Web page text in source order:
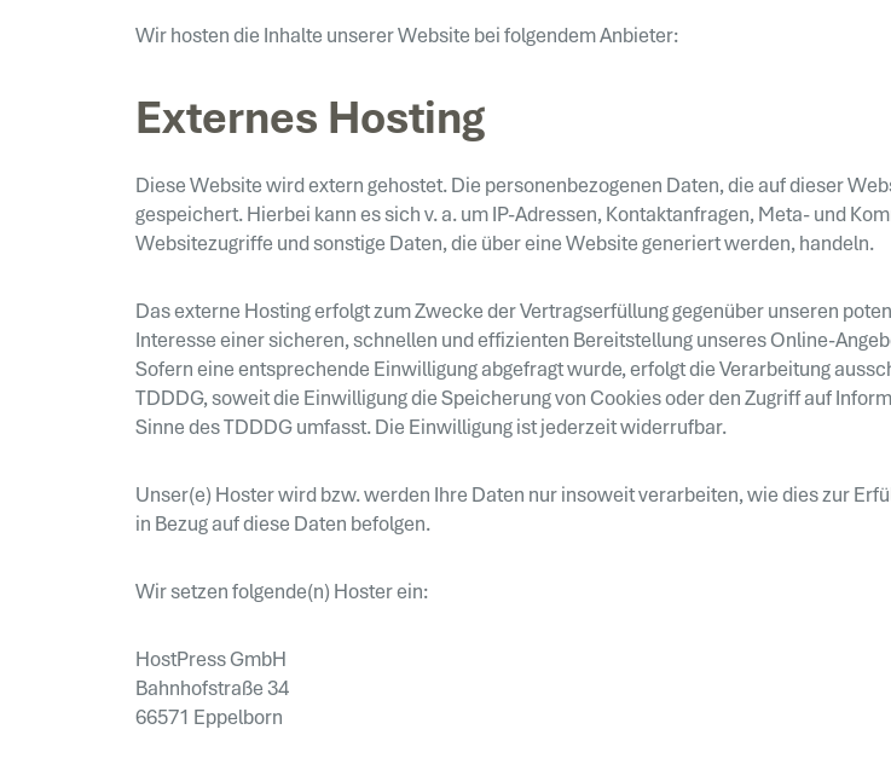
Wir hosten die Inhalte unserer Website bei folgendem Anbieter:
Externes Hosting
Diese Website wird extern gehostet. Die personenbezogenen Daten, die auf dieser
gespeichert. Hierbei kann es sich v. a. um IP-Adressen, Kontaktanfragen, Meta- und
Websitezugriffe und sonstige Daten, die über eine Website generiert werden, handeln.
Das externe Hosting erfolgt zum Zwecke der Vertragserfüllung gegenüber unseren
Interesse einer sicheren, schnellen und effizienten Bereitstellung unseres Online-
Sofern eine entsprechende Einwilligung abgefragt wurde, erfolgt die Verarbeitung
TDDDG, soweit die Einwilligung die Speicherung von Cookies oder den Zugriff auf
Sinne des TDDDG umfasst. Die Einwilligung ist jederzeit widerrufbar.
Unser(e) Hoster wird bzw. werden Ihre Daten nur insoweit verarbeiten, wie dies zur
in Bezug auf diese Daten befolgen.
Wir setzen folgende(n) Hoster ein:
HostPress GmbH
Bahnhofstraße 34
66571 Eppelborn